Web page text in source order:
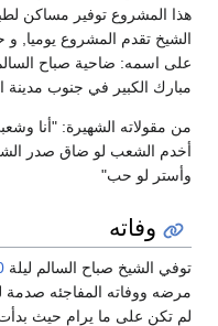
هذا المشروع توفير مساكن
الشيخ تقدم المشروع يوميا,
على اسمه: ضاحية صباح
مبارك الكبير في جنوب مدينة
من مقولاته الشهيرة: "أنا
أخدم الشعب لو ضاق صدر
وأستر لو حب"
وفاته
توفي الشيخ صباح السالم ليلة
مرضه ووفاته المفاجئه صدمة
لم تكن على ما يرام حيث